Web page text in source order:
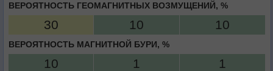
ВЕРОЯТНОСТЬ ГЕОМАГНИТНЫХ ВОЗМУЩЕНИЙ, %
30 10 10
ВЕРОЯТНОСТЬ МАГНИТНОЙ БУРИ, %
10 1 1